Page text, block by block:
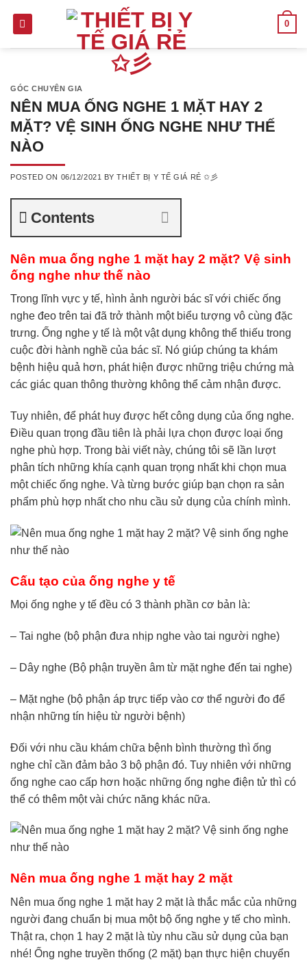
0
GÓC CHUYÊN GIA
NÊN MUA ỐNG NGHE 1 MẶT HAY 2
MẶT? VỆ SINH ỐNG NGHE NHƯ THẾ
NÀO
POSTED ON 06/12/2021 BYTHIẾT BỊ Y TẾ GIÁ RẺ ✩彡
Contents
Nên mua ống nghe 1 mặt hay 2 mặt? Vệ sinh
ống nghe như thế nào
Trong lĩnh vực y tế, hình ảnh người bác sĩ với chiếc ống
nghe đeo trên tai đã trở thành một biểu tượng vô cùng đặc
trưng. Ống nghe y tế là một vật dụng không thể thiếu trong
cuộc đời hành nghề của bác sĩ. Nó giúp chúng ta khám
bệnh hiệu quả hơn, phát hiện được những triệu chứng mà
các giác quan thông thường không thể cảm nhận được.
Tuy nhiên, để phát huy được hết công dụng của ống nghe.
Điều quan trọng đầu tiên là phải lựa chọn được loại ống
nghe phù hợp. Trong bài viết này, chúng tôi sẽ lần lượt
phân tích những khía cạnh quan trọng nhất khi chọn mua
một chiếc ống nghe. Và từng bước giúp bạn chọn ra sản
phẩm phù hợp nhất cho nhu cầu sử dụng của chính mình.
Cấu tạo của ống nghe y tế
Mọi ống nghe y tế đều có 3 thành phần cơ bản là:
– Tai nghe (bộ phận đưa nhịp nghe vào tai người nghe)
– Dây nghe (Bộ phận truyền âm từ mặt nghe đến tai nghe)
– Mặt nghe (bộ phận áp trực tiếp vào cơ thể người đo để
nhận những tín hiệu từ người bệnh)
Đối với nhu cầu khám chữa bệnh bình thường thì ống
nghe chỉ cần đảm bảo 3 bộ phận đó. Tuy nhiên với những
ống nghe cao cấp hơn hoặc những ống nghe điện tử thì có
thể có thêm một vài chức năng khác nữa.
Nên mua ống nghe 1 mặt hay 2 mặt
Nên mua ống nghe 1 mặt hay 2 mặt là thắc mắc của những
người đang chuẩn bị mua một bộ ống nghe y tế cho mình.
Thật ra, chọn 1 hay 2 mặt là tùy nhu cầu sử dụng của bạn
nhé! Ống nghe truyền thống (2 mặt) bạn thực hiện chuyển